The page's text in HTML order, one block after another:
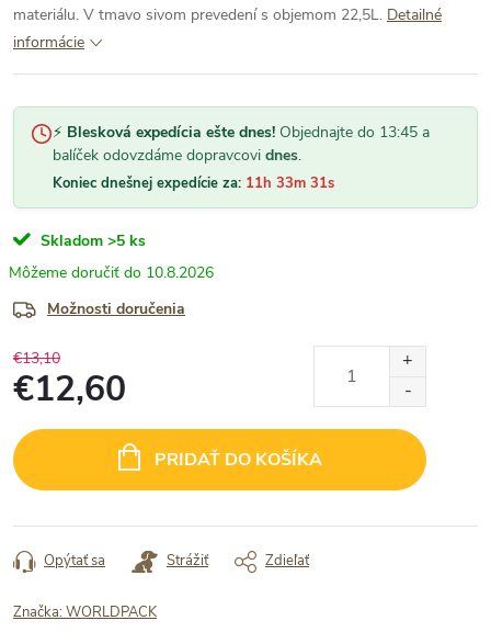
materiálu. V tmavo sivom prevedení s objemom 22,5L. Detailné
informácie
⚡ Blesková expedícia ešte dnes! Objednajte do 13:45 a
balíček odovzdáme dopravcovi dnes.
Koniec dnešnej expedície za: 11h 33m 31s
Skladom >5 ks
10.8.2026
Možnosti doručenia
€13,10
€12,60
cena:
PRIDAŤ DO KOŠÍKA
Opýtať sa Strážiť Zdieľať
Značka:WORLDPACK